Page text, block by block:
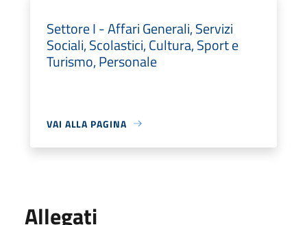
Settore I - Affari Generali, Servizi
Sociali, Scolastici, Cultura, Sport e
Turismo, Personale
VAI ALLA PAGINA
Allegati